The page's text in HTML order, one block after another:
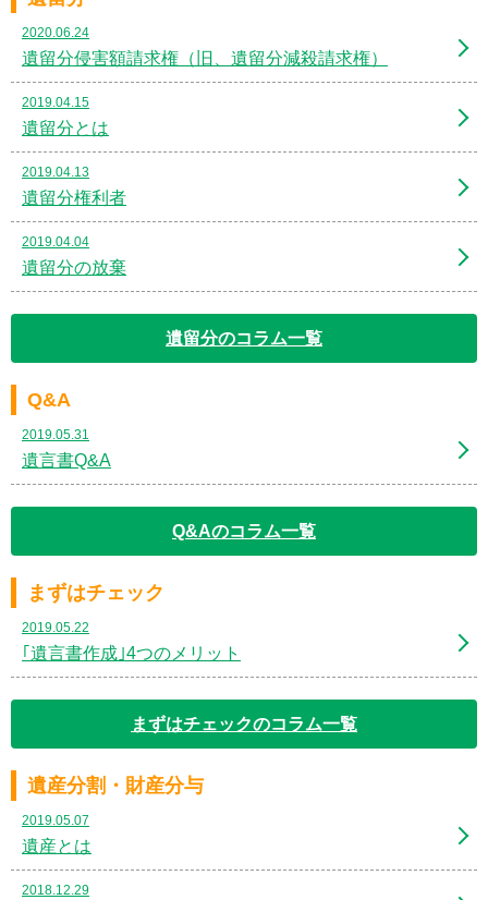
2020.06.24
遺留分侵害額請求権（旧、遺留分減殺請求権）
2019.04.15
遺留分とは
2019.04.13
遺留分権利者
2019.04.04
遺留分の放棄
遺留分のコラム一覧
Q&A
2019.05.31
遺言書Q&A
Q&Aのコラム一覧
まずはチェック
2019.05.22
｢遺言書作成｣4つのメリット
まずはチェックのコラム一覧
遺産分割・財産分与
2019.05.07
遺産とは
2018.12.29